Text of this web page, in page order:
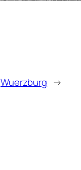
Wuerzburg →